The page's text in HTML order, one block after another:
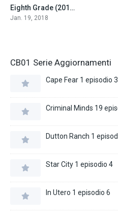
7.5Eighth Grade (2018)
Jan. 19, 2018
CB01 Serie Aggiornamenti
Cape Fear 1 episodio 3
Criminal Minds 19
Dutton Ranch 1
Star City 1 episodio 4
In Utero 1 episodio 6